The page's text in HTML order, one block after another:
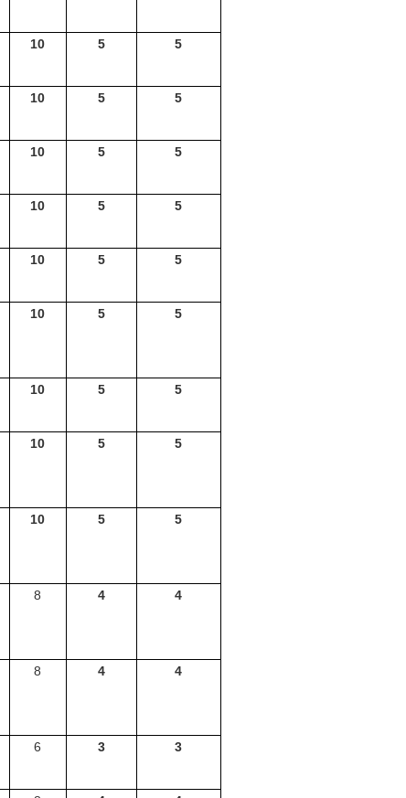
10 5 5
10 5 5
10 5 5
10 5 5
10 5 5
10 5 5
10 5 5
10 5 5
10 5 5
8 4 4
8 4 4
6 3 3